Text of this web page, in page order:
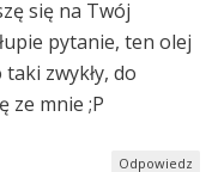
się na Twój
pytanie, ten olej
zwykły, do
ze mnie ;P
Odpowiedz